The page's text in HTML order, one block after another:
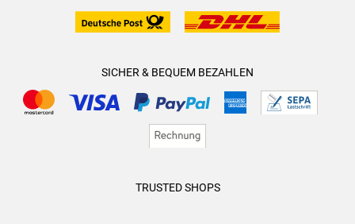
SICHER & BEQUEM BEZAHLEN
TRUSTED SHOPS